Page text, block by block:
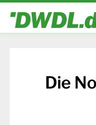
Die